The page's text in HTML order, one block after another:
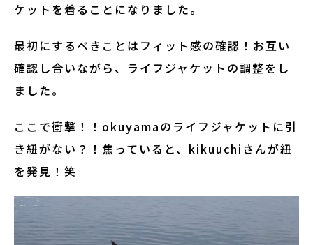
ケットを着ることになりました。
最初にするべきことはフィット感の確認！お互い
確認し合いながら、ライフジャケットの調整をし
ました。
ここで衝撃！！okuyamaのライフジャケットに引
き紐がない？！焦っていると、kikuuchiさんが紐
を発見！笑